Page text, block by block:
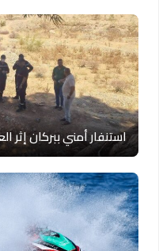
استنفار أمني ببركان